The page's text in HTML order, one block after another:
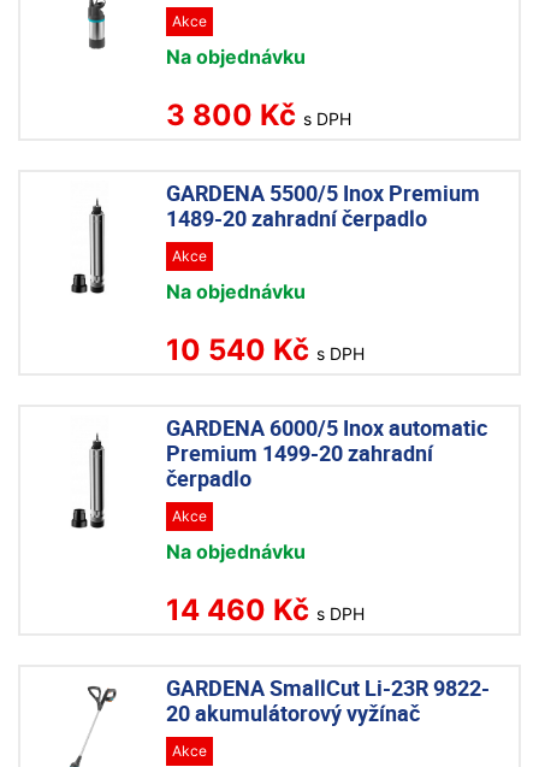
Akce
Na objednávku
3 800 Kč s DPH
GARDENA 5500/5 Inox Premium
1489-20 zahradní čerpadlo
Akce
Na objednávku
10 540 Kč s DPH
GARDENA 6000/5 Inox automatic
Premium 1499-20 zahradní
čerpadlo
Akce
Na objednávku
14 460 Kč s DPH
GARDENA SmallCut Li-23R 9822-
20 akumulátorový vyžínač
Akce